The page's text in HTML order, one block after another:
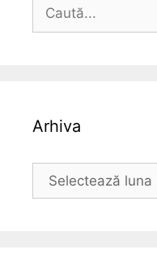
Caută
Arhiva
Arhiva